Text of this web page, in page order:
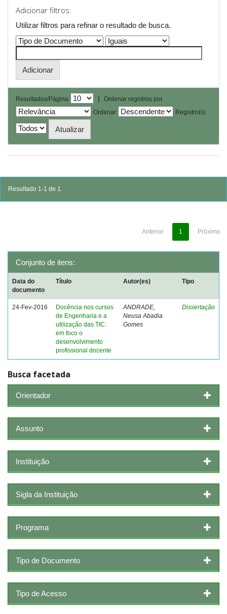
Adicionar filtros:
Utilizar filtros para refinar o resultado de busca.
Resultados/Página |
Ordenar registros por
Ordenar
Registro(s)
Resultado 1-1 de 1.
Anterior 1 Próximo
Conjunto de itens:
Data do
documento
Título Autor(es) Tipo
24-Fev-2016
Docência nos cursos
de Engenharia e a
utilização das TIC:
em foco o
desenvolvimento
profissional docente
ANDRADE,
Neusa Abadia
Gomes
Dissertação
Busca facetada
Orientador
Assunto
Instituição
Sigla da Instituição
Programa
Tipo de Documento
Tipo de Acesso